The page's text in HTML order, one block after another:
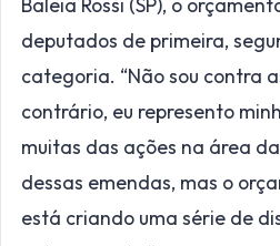
deputados de primeira,
categoria. “Não sou contra
contrário, eu represento
muitas das ações na área
dessas emendas, mas o
está criando uma série de